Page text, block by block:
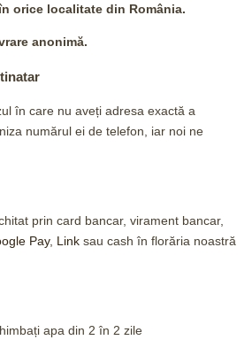
orice localitate din România.
anonimă.
în care nu aveți adresa exactă a
numărul ei de telefon, iar noi ne
prin card bancar, virament bancar,
Pay, Link sau cash în florăria noastră
apa din 2 în 2 zile